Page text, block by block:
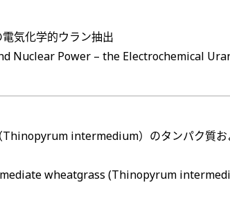
気化学的ウラン抽出
Nuclear Power – the Electrochemical
Thinopyrum intermedium）のタンパク質お
wheatgrass (Thinopyrum